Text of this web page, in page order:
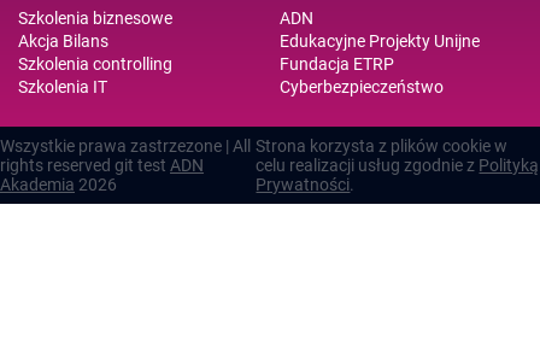
Szkolenia biznesowe
Akcja Bilans
Szkolenia controlling
Szkolenia IT
ADN
Edukacyjne Projekty Unijne
Fundacja ETRP
Cyberbezpieczeństwo
Wszystkie prawa zastrzezone | All
rights reserved git test ADN
Akademia 2026
Strona korzysta z plików cookie w
celu realizacji usług zgodnie z Polityką
Prywatności.